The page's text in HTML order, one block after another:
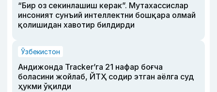
“Бир оз секинлашиш керак”. Мутахассислар
инсоният сунъий интеллектни бошқара олмай
қолишидан хавотир билдирди
Ўзбекистон
Андижонда Tracker’га 21 нафар боғча
боласини жойлаб, ЙТҲ содир этган аёлга суд
ҳукми ўқилди